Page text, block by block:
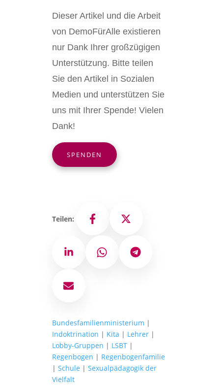
Dieser Artikel und die Arbeit
von DemoFürAlle existieren
nur Dank Ihrer großzügigen
Unterstützung. Bitte teilen
Sie den Artikel in Sozialen
Medien und unterstützen Sie
uns mit Ihrer Spende! Vielen
Dank!
SPENDEN
Teilen: Facebook X
LinkedIn WhatsAppTelegram
E-Mail
Bundesfamilienministerium |
Indoktrination | Kita | Lehrer|
Lobby-Gruppen | LSBT|
Regenbogen | Regenbogenfamilie
| Schule | Sexualpädagogik der
Vielfalt